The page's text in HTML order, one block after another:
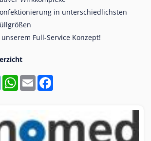
in unterschiedlichsten
Full-Service Konzept!
LinkedInWhatsApp
Email